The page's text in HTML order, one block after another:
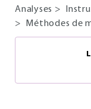
Analyses >
>
Méthodes de